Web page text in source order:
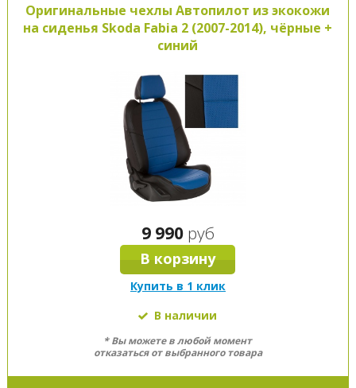
Оригинальные чехлы Автопилот из экокожи
на сиденья Skoda Fabia 2 (2007-2014), чёрные +
синий
9 990 руб
В корзину
Купить в 1 клик
В наличии
* Вы можете в любой момент
отказаться от выбранного товара